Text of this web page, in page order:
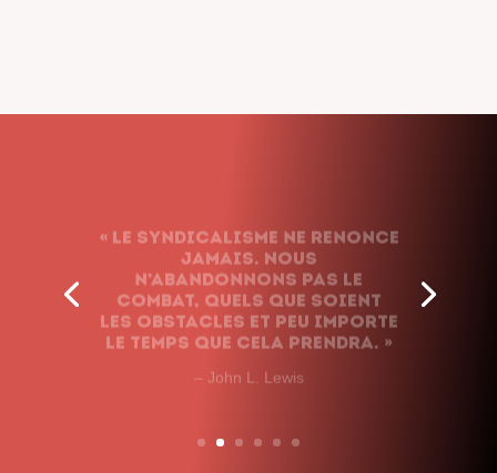
jamais. Nous
n’abandonnons pas le
combat, quels que soient
les obstacles et peu importe
le temps que cela prendra. »